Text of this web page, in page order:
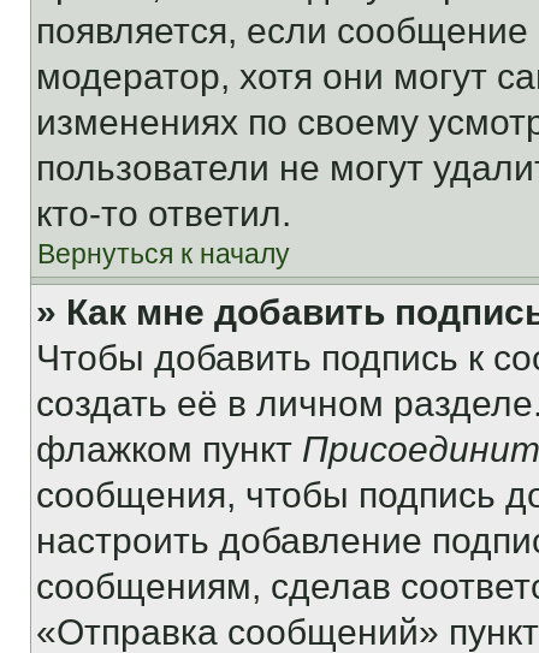
появляется, если
модератор, хотя они могут
изменениях по своему
пользователи не могут
кто-то ответил.
Вернуться к началу
» Как мне добавить
Чтобы добавить подпись к
создать её в личном
флажком пункт
сообщения, чтобы подпись
настроить добавление
сообщениям, сделав
«Отправка сообщений»